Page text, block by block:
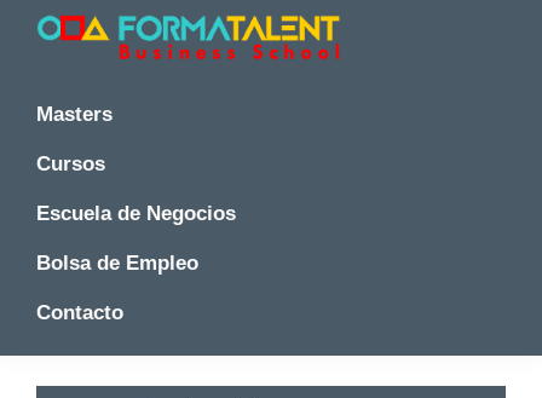
Saltar
Saltar
Saltar
principal
y
Master
en
Madrid
Formatalent
y
en
-
Formatalent
Masters
Cursos
Escuela de Negocios
Bolsa de Empleo
Contacto